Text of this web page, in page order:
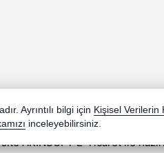
AKINSOFT E-Ticaret ile
Ayrıntılı bilgi için Kişisel Verilerin
inceleyebilirsiniz.